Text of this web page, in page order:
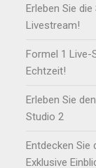
Erleben Sie
Livestream!
Formel 1 Live-
Echtzeit!
Erleben Sie
Studio 2
Entdecken Sie
Exklusive